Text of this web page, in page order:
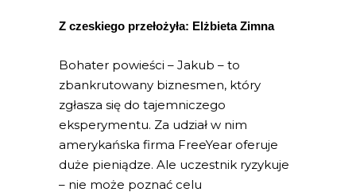
Z czeskiego przełożyła: Elżbieta Zimna
Bohater powieści – Jakub – to
zbankrutowany biznesmen, który
zgłasza się do tajemniczego
eksperymentu. Za udział w nim
amerykańska firma FreeYear oferuje
duże pieniądze. Ale uczestnik ryzykuje
– nie może poznać celu